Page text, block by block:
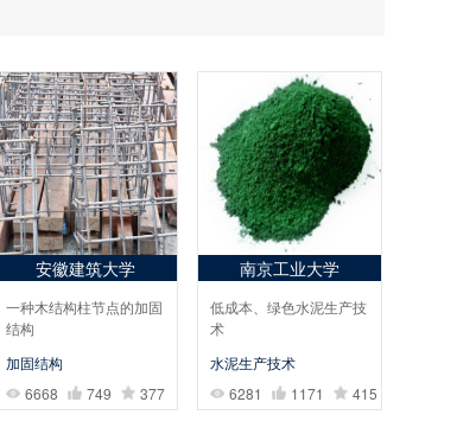
安徽建筑大学
一种木结构柱节点的加固
结构
加固结构
6668
749 377
南京工业大学
低成本、绿色水泥生产技
术
水泥生产技术
6281
1171 415